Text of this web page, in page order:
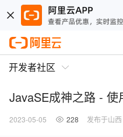
开发者社区
JavaSE成神之路 -
2023-05-05 228 发布于山西